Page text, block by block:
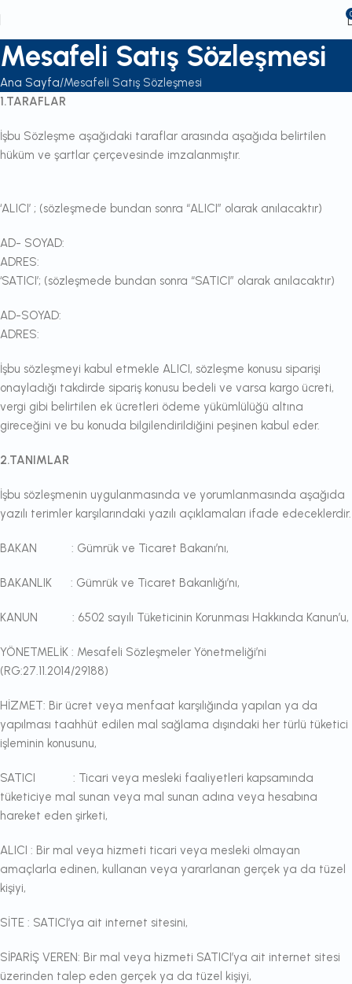
Mesafeli Satış Sözleşmesi
Ana Sayfa Mesafeli Satış Sözleşmesi
1.TARAFLAR
İşbu Sözleşme aşağıdaki taraflar arasında aşağıda belirtilen
hüküm ve şartlar çerçevesinde imzalanmıştır.
‘ALICI’ ; (sözleşmede bundan sonra “ALICI” olarak anılacaktır)
AD- SOYAD:
ADRES:
‘SATICI’; (sözleşmede bundan sonra “SATICI” olarak anılacaktır)
AD-SOYAD:
ADRES:
İşbu sözleşmeyi kabul etmekle ALICI, sözleşme konusu siparişi
onayladığı takdirde sipariş konusu bedeli ve varsa kargo ücreti,
vergi gibi belirtilen ek ücretleri ödeme yükümlülüğü altına
gireceğini ve bu konuda bilgilendirildiğini peşinen kabul eder.
2.TANIMLAR
İşbu sözleşmenin uygulanmasında ve yorumlanmasında aşağıda
yazılı terimler karşılarındaki yazılı açıklamaları ifade edeceklerdir.
BAKAN : Gümrük ve Ticaret Bakanı’nı,
BAKANLIK : Gümrük ve Ticaret Bakanlığı’nı,
KANUN : 6502 sayılı Tüketicinin Korunması Hakkında Kanun’u,
YÖNETMELİK : Mesafeli Sözleşmeler Yönetmeliği’ni
(RG:27.11.2014/29188)
HİZMET: Bir ücret veya menfaat karşılığında yapılan ya da
yapılması taahhüt edilen mal sağlama dışındaki her türlü tüketici
işleminin konusunu,
SATICI : Ticari veya mesleki faaliyetleri kapsamında
tüketiciye mal sunan veya mal sunan adına veya hesabına
hareket eden şirketi,
ALICI : Bir mal veya hizmeti ticari veya mesleki olmayan
amaçlarla edinen, kullanan veya yararlanan gerçek ya da tüzel
kişiyi,
SİTE : SATICI’ya ait internet sitesini,
SİPARİŞ VEREN: Bir mal veya hizmeti SATICI’ya ait internet sitesi
üzerinden talep eden gerçek ya da tüzel kişiyi,